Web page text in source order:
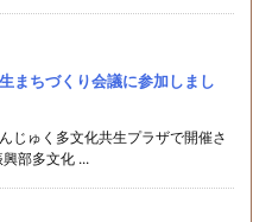
まちづくり会議に参加しまし
じゅく多文化共生プラザで開催さ
部多文化 ...